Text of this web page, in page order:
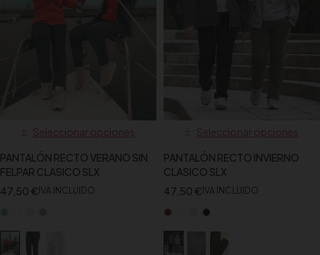
Seleccionar opciones
PANTALÓN RECTO VERANO SIN
FELPAR CLASICO SLX
47,50 €IVA INCLUIDO
Seleccionar opciones
PANTALÓN RECTO INVIERNO
CLASICO SLX
47,50 €IVA INCLUIDO